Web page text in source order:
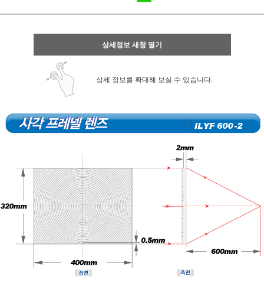
상세정보 새창 열기
상세 정보를 확대해 보실 수 있습니다.